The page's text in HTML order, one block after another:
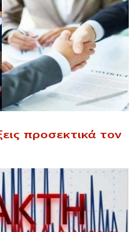
προσεκτικά τον